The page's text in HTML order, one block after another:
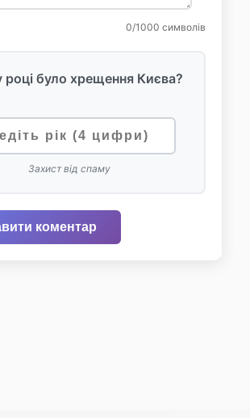
0/1000 символів
році було хрещення Києва?
Захист від спаму
коментар